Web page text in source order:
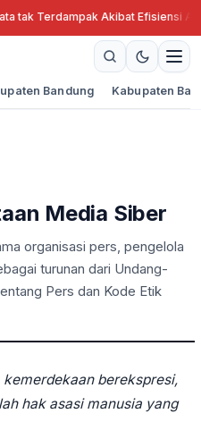
Terdampak Akibat Efisiensi
Bandung Kabupaten
Media Siber
organisasi pers, pengelola
turunan dari Undang-
Pers dan Kode Etik
berekspresi,
hak asasi manusia yang